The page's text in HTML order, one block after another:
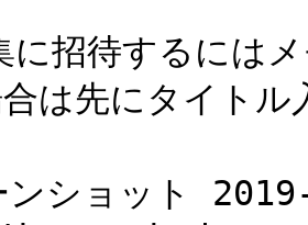
招待するには
は先にタイト
ンショット